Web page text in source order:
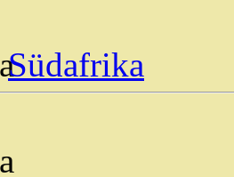
Südafrika